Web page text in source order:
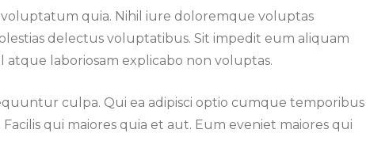
quia. Nihil iure doloremque voluptas
delectus voluptatibus. Sit impedit eum aliquam
laboriosam explicabo non voluptas.
culpa. Qui ea adipisci optio cumque temporibus
qui maiores quia et aut. Eum eveniet maiores qui